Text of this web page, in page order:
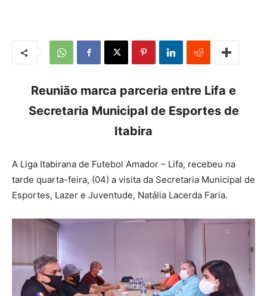
Reunião marca parceria entre Lifa e
Secretaria Municipal de Esportes de
Itabira
A Liga Itabirana de Futebol Amador – Lifa, recebeu na
tarde quarta-feira, (04) a visita da Secretaria Municipal de
Esportes, Lazer e Juventude, Natália Lacerda Faria.